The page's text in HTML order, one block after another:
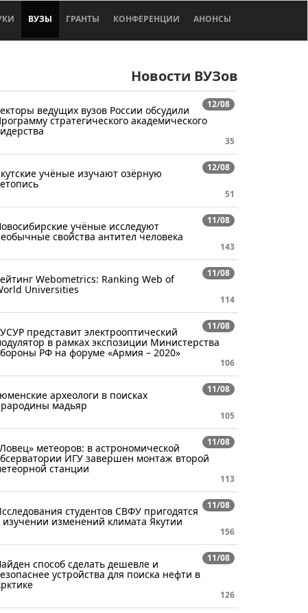
ВУЗЫ ГРАНТЫ КОНФЕРЕНЦИИ АНОНСЫ
Новости ВУЗов
12/08
ведущих вузов России обсудили
стратегического академического
35
12/08
учёные изучают озёрную
51
11/08
учёные исследуют
свойства антител человека
143
11/08
Webometrics: Ranking Web of
Universities
114
11/08
представит электрооптический
в рамках экспозиции Министерства
РФ на форуме «Армия – 2020»
106
11/08
археологи в поисках
мадьяр
105
11/08
метеоров: в астрономической
ИГУ завершен монтаж второй
станции
113
11/08
студентов СВФУ пригодятся
изучении изменений климата Якутии
156
11/08
способ сделать дешевле и
устройства для поиска нефти в
126